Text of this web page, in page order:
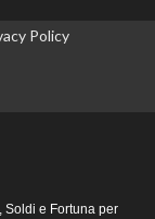
Policy
Soldi e Fortuna per